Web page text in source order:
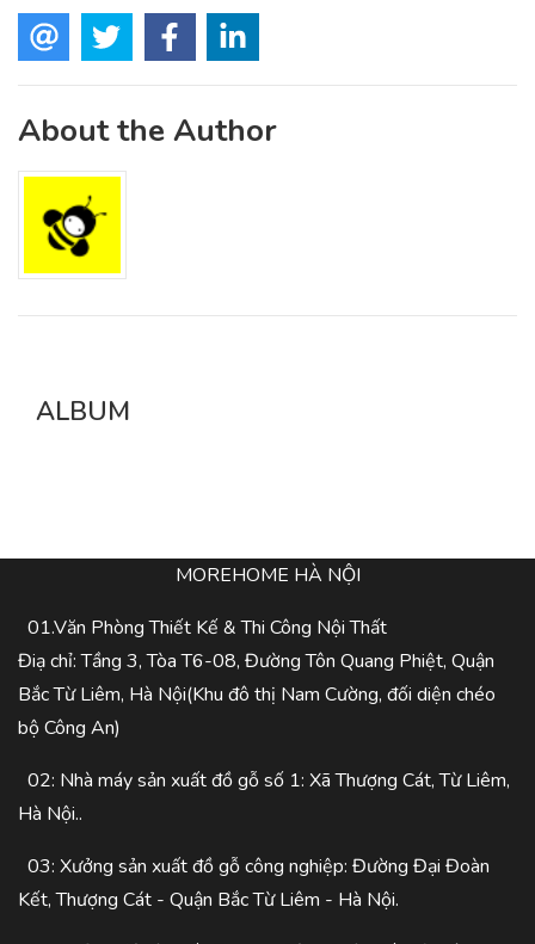
About the Author
ALBUM
MOREHOME HÀ NỘI
01.Văn Phòng Thiết Kế & Thi Công Nội Thất
Điạ chỉ: Tầng 3, Tòa T6-08, Đường Tôn Quang Phiệt, Quận
Bắc Từ Liêm, Hà Nội(Khu đô thị Nam Cường, đối diện chéo
bộ Công An)
02: Nhà máy sản xuất đồ gỗ số 1: Xã Thượng Cát, Từ Liêm,
Hà Nội..
03: Xưởng sản xuất đồ gỗ công nghiệp: Đường Đại Đoàn
Kết, Thượng Cát - Quận Bắc Từ Liêm - Hà Nội.